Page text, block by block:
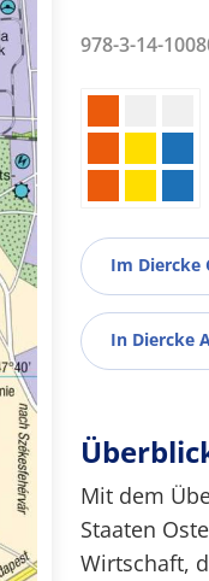
978-3-14-
Im Diercke
In Diercke
Mit dem
Staaten
Wirtschaft,